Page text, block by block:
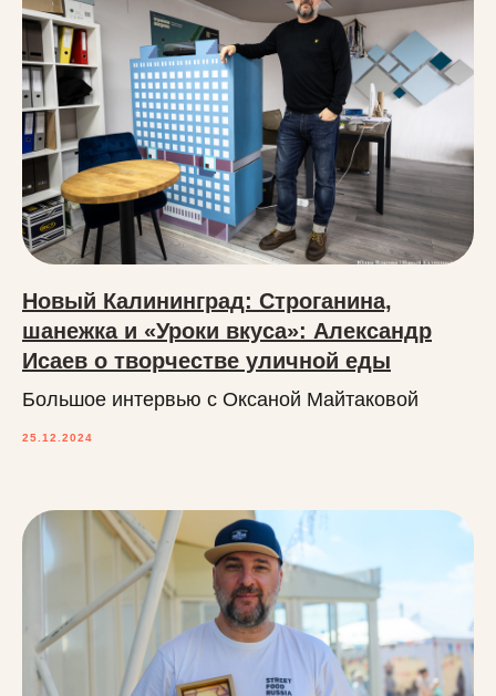
Новый Калининград: Строганина,
шанежка и «Уроки вкуса»: Александр
Исаев о творчестве уличной еды
Большое интервью с Оксаной Майтаковой
25.12.2024